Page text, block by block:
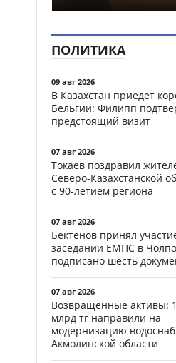
ПОЛИТИКА
09 авг 2026
В Казахстан приедет
Бельгии: Филипп
предстоящий визит
07 авг 2026
Токаев поздравил
Северо-Казахстанской
с 90-летием региона
07 авг 2026
Бектенов принял
заседании ЕМПС в
подписано шесть
07 авг 2026
Возвращённые активы:
млрд тг направили на
модернизацию
Акмолинской области